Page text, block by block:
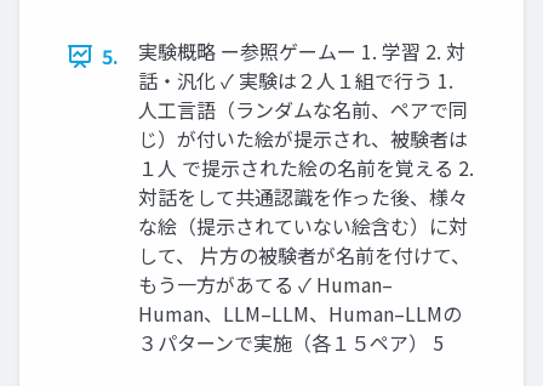
5.
実験概略 ー参照ゲームー 1. 学習 2. 対
話・汎化 ✓ 実験は２人１組で行う 1.
人工言語（ランダムな名前、ペアで同
じ）が付いた絵が提示され、被験者は
１人 で提示された絵の名前を覚える 2.
対話をして共通認識を作った後、様々
な絵（提示されていない絵含む）に対
して、 片方の被験者が名前を付けて、
もう一方があてる ✓ Human–
Human、LLM–LLM、Human–LLMの
３パターンで実施（各１５ペア） 5